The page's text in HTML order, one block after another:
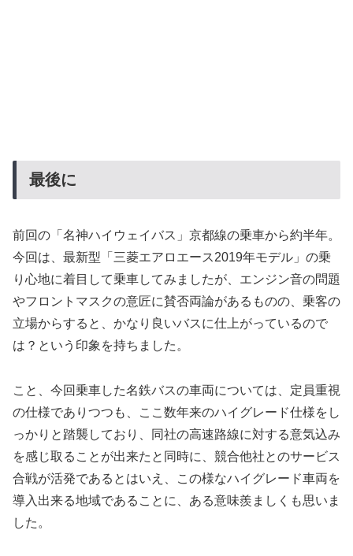
最後に
前回の「名神ハイウェイバス」京都線の乗車から約半年。
今回は、最新型「三菱エアロエース2019年モデル」の乗
り心地に着目して乗車してみましたが、エンジン音の問題
やフロントマスクの意匠に賛否両論があるものの、乗客の
立場からすると、かなり良いバスに仕上がっているので
は？という印象を持ちました。
こと、今回乗車した名鉄バスの車両については、定員重視
の仕様でありつつも、ここ数年来のハイグレード仕様をし
っかりと踏襲しており、同社の高速路線に対する意気込み
を感じ取ることが出来たと同時に、競合他社とのサービス
合戦が活発であるとはいえ、この様なハイグレード車両を
導入出来る地域であることに、ある意味羨ましくも思いま
した。